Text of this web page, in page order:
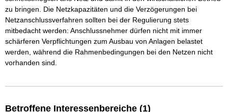
zu bringen. Die Netzkapazitäten und die Verzögerungen bei
Netzanschlussverfahren sollten bei der Regulierung stets
mitbedacht werden: Anschlussnehmer dürfen nicht mit immer
schärferen Verpflichtungen zum Ausbau von Anlagen belastet
werden, während die Rahmenbedingungen bei den Netzen nicht
vorhanden sind.
Betroffene Interessenbereiche (1)